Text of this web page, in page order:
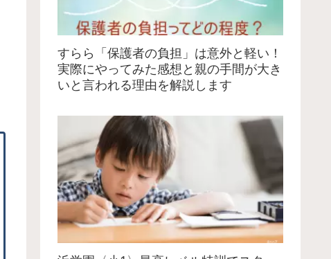
すらら「保護者の負担」は意外と軽い！
実際にやってみた感想と親の手間が大き
いと言われる理由を解説します